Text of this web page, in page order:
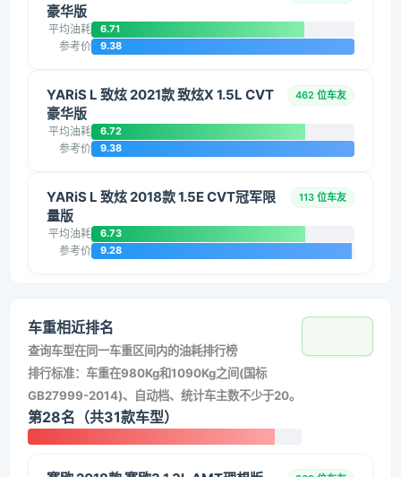
豪华版
平均油耗 6.71
参考价 9.38
YARiS L 致炫 2021款 致炫X 1.5L CVT
豪华版
462 位车友
平均油耗 6.72
参考价 9.38
YARiS L 致炫 2018款 1.5E CVT冠军限
量版
113 位车友
平均油耗 6.73
参考价 9.28
车重相近排名
查询车型在同一车重区间内的油耗排行榜
排行标准：车重在980Kg和1090Kg之间(国标
GB27999-2014)、自动档、统计车主数不少于20。
第28名（共31款车型）